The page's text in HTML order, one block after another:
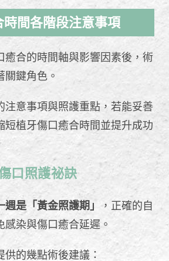
間各階段注意事項
癒合的時間軸與影響因素後，術
鍵角色。
注意事項與照護重點，若能妥善
短植牙傷口癒合時間並提升成功
口照護祕訣
是「黃金照護期」 ，正確的自
染與傷口癒合延遲。
的幾點術後建議：